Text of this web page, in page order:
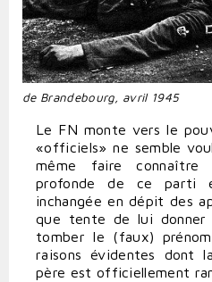
de Brandebourg, avril 1945
Le FN monte vers le
«officiels» ne semble
même faire
profonde de ce parti
inchangée en dépit des
que tente de lui donner
tomber le (faux)
raisons évidentes dont
père est officiellement